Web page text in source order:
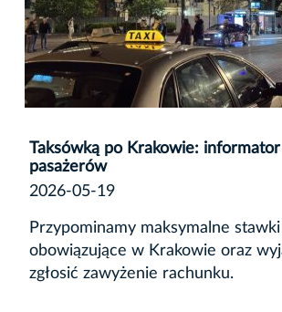
Taksówką po Krakowie:
pasażerów
2026-05-19
Przypominamy maksymalne stawki
obowiązujące w Krakowie oraz
zgłosić zawyżenie rachunku.